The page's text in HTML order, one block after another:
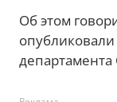
Об этом
опубликовали